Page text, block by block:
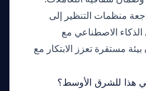
منظمات التنظير إلى
الذكاء الاصطناعي مع
مستقرة تعزز الابتكار مع
هذا للشرق الأوسط؟